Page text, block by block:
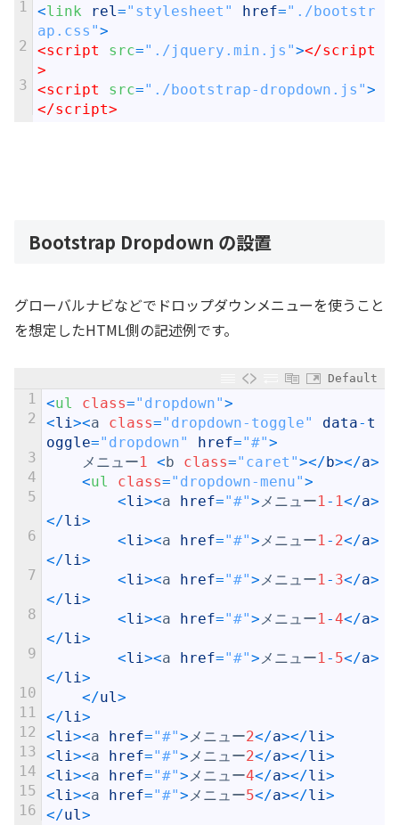
1
2
3
<link rel ="stylesheet" href="./bootstr
ap.css">
<script src="./jquery.min.js"></script
>
<script src="./bootstrap-dropdown.js">
</script>
Bootstrap Dropdown の設置
グローバルナビなどでドロップダウンメニューを使うこと
を想定したHTML側の記述例です。
Default
1
2
3
4
5
6
7
8
9
10
11
12
13
14
15
16
<ul class="dropdown">
<li ><a class="dropdown-toggle" data- t
oggle="dropdown" href="#">
メニュー1 <b class="caret"></b></a>
<ul class="dropdown-menu">
<li ><a href="#"> メニュー1 - 1</a>
</li >
<li ><a href="#"> メニュー1 - 2</a>
</li >
<li ><a href="#"> メニュー1 - 3</a>
</li >
<li ><a href="#"> メニュー1 -4</a>
</li >
<li ><a href="#"> メニュー1 - 5</a>
</li >
</ul >
</li >
<li ><a href="#"> メニュー2</a></li >
<li ><a href="#"> メニュー2</a></li >
<li ><a href="#"> メニュー4</a></li >
<li ><a href="#"> メニュー5</a></li >
</ul >